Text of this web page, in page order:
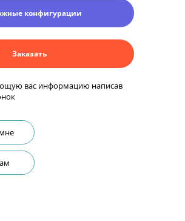
конфигурации
Заказать
вас информацию написав